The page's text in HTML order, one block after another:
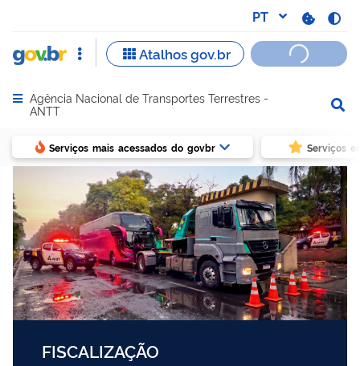
Abrir menu principal de navegação
Agência Nacional de Transportes Terrestres -
ANTT
Serviços mais acessados do govbr Serviços
FISCALIZAÇÃO